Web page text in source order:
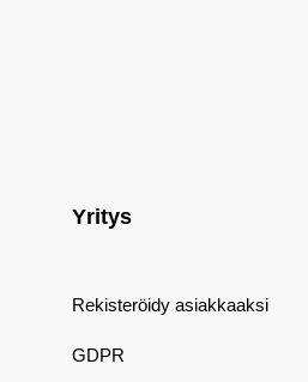
Yritys
Rekisteröidy asiakkaaksi
GDPR